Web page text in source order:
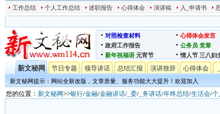
工作总结 个人工作总结 述职报告 心得体会 演讲稿 入_申请书
对照检查材料
心得体会发言
政府工作报告
公务员 党章
新年祝福语 元宵节 情人节 三八妇
新文秘网 节日专题 领导讲话 总结汇报 演讲致辞 心得体会
新文秘网提示：网站全新改版，文章质量、服务功能大大提升！欢迎加入
您的位置： 新文秘网>>银行/金融/金融讲话/ _委/ _务讲话/年终总结/生活会/个